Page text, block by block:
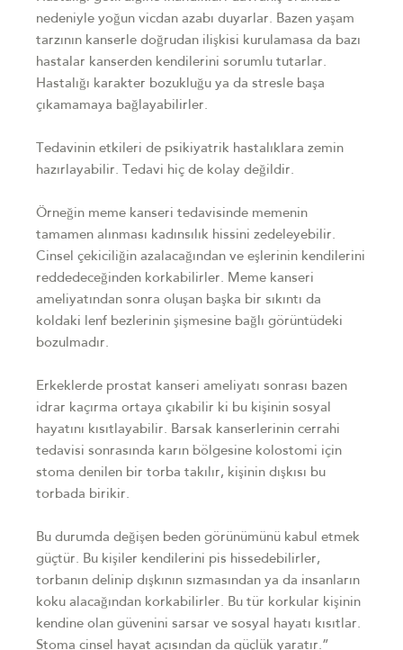
nedeniyle yoğun vicdan azabı duyarlar. Bazen yaşam
tarzının kanserle doğrudan ilişkisi kurulamasa da bazı
hastalar kanserden kendilerini sorumlu tutarlar.
Hastalığı karakter bozukluğu ya da stresle başa
çıkamamaya bağlayabilirler.
Tedavinin etkileri de psikiyatrik hastalıklara zemin
hazırlayabilir. Tedavi hiç de kolay değildir.
Örneğin meme kanseri tedavisinde memenin
tamamen alınması kadınsılık hissini zedeleyebilir.
Cinsel çekiciliğin azalacağından ve eşlerinin kendilerini
reddedeceğinden korkabilirler. Meme kanseri
ameliyatından sonra oluşan başka bir sıkıntı da
koldaki lenf bezlerinin şişmesine bağlı görüntüdeki
bozulmadır.
Erkeklerde prostat kanseri ameliyatı sonrası bazen
idrar kaçırma ortaya çıkabilir ki bu kişinin sosyal
hayatını kısıtlayabilir. Barsak kanserlerinin cerrahi
tedavisi sonrasında karın bölgesine kolostomi için
stoma denilen bir torba takılır, kişinin dışkısı bu
torbada birikir.
Bu durumda değişen beden görünümünü kabul etmek
güçtür. Bu kişiler kendilerini pis hissedebilirler,
torbanın delinip dışkının sızmasından ya da insanların
koku alacağından korkabilirler. Bu tür korkular kişinin
kendine olan güvenini sarsar ve sosyal hayatı kısıtlar.
Stoma cinsel hayat açısından da güçlük yaratır.”